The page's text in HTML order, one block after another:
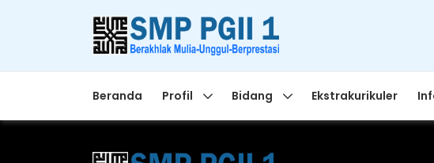
Beranda Profil Bidang Ekstrakurikuler